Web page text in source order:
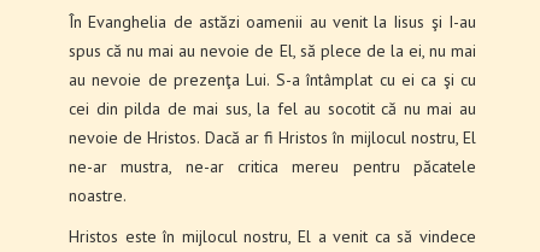
În Evanghelia de astăzi oamenii au venit la Iisus şi I-au
spus că nu mai au nevoie de El, să plece de la ei, nu mai
au nevoie de prezenţa Lui. S-a întâmplat cu ei ca şi cu
cei din pilda de mai sus, la fel au socotit că nu mai au
nevoie de Hristos. Dacă ar fi Hristos în mijlocul nostru, El
ne-ar mustra, ne-ar critica mereu pentru păcatele
noastre.
Hristos este în mijlocul nostru, El a venit ca să vindece